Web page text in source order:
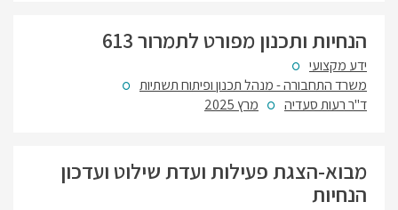
הנחיות ותכנון מפורט לתמרור 613
ידע מקצועי
משרד התחבורה - מנהל תכנון ופיתוח תשתיות
ד"ר רעות סעדיה
מרץ 2025
מבוא-הצגת פעילות ועדת שילוט ועדכון
הנחיות